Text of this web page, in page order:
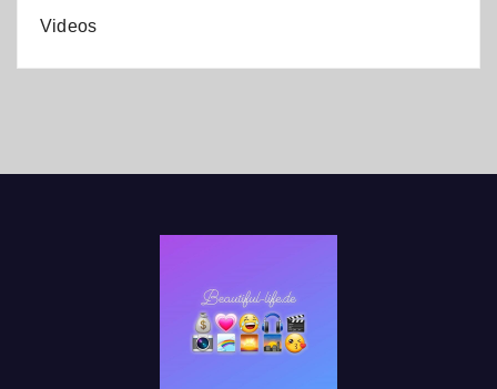
Videos